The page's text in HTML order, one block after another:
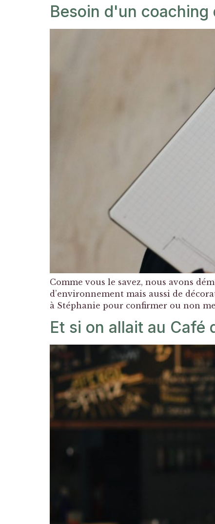
Besoin d'un coaching
Comme vous le savez, nous avons
d’environnement mais aussi de
à Stéphanie pour confirmer ou non
Et si on allait au Café